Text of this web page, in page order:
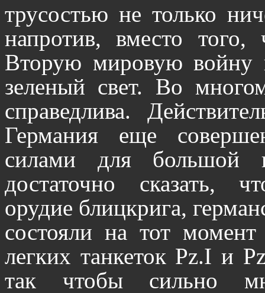
трусостью не только
напротив, вместо того,
Вторую мировую войну
зеленый свет. Во
справедлива.
Германия еще
силами для
достаточно сказать,
орудие блицкрига,
состояли на тот
легких танкеток Pz.I и
так чтобы сильно